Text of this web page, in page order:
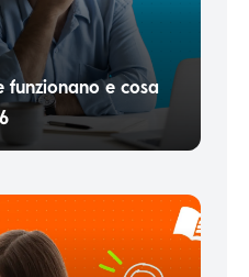
funzionano e cosa